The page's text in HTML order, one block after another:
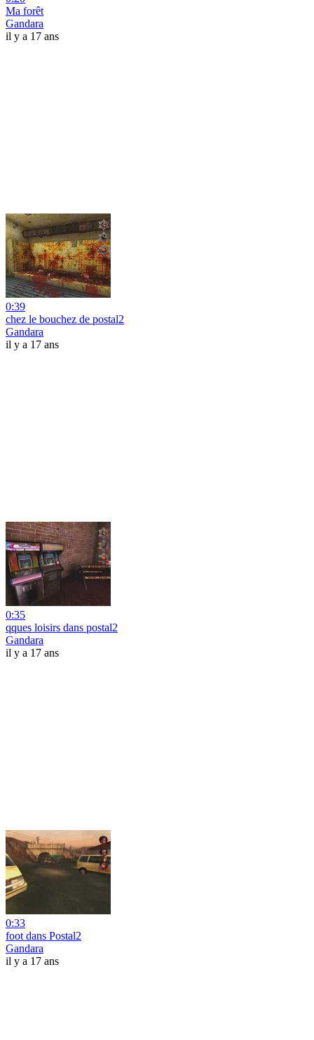
Ma forêt
Gandara
il y a 17 ans
0:39
chez le bouchez de postal2
Gandara
il y a 17 ans
0:35
qques loisirs dans postal2
Gandara
il y a 17 ans
0:33
foot dans Postal2
Gandara
il y a 17 ans